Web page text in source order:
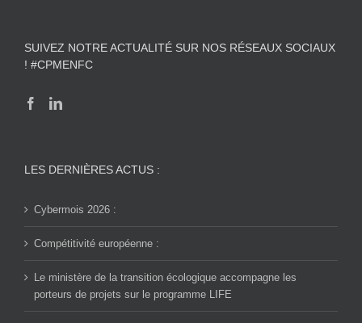
SUIVEZ NOTRE ACTUALITÉ SUR NOS RÉSEAUX SOCIAUX
! #CPMENFC
LES DERNIÈRES ACTUS :
Cybermois 2026 :
Compétitivité européenne :
Le ministère de la transition écologique accompagne les
porteurs de projets sur le programme LIFE